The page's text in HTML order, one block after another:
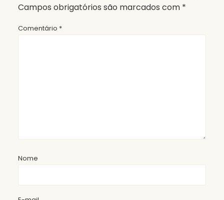
Campos obrigatórios são marcados com *
Comentário *
Nome